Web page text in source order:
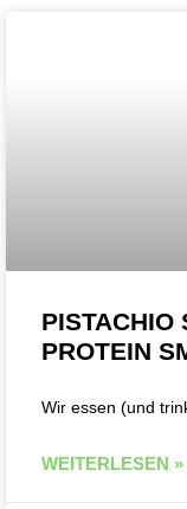
PISTACHIO
PROTEIN
Wir essen (und
WEITERLESEN »